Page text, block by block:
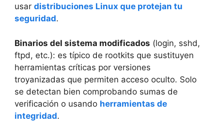
usar distribuciones Linux que protejan tu
seguridad.
Binarios del sistema modificados (login, sshd,
ftpd, etc.): es típico de rootkits que sustituyen
herramientas críticas por versiones
troyanizadas que permiten acceso oculto. Solo
se detectan bien comprobando sumas de
verificación o usando herramientas de
integridad.